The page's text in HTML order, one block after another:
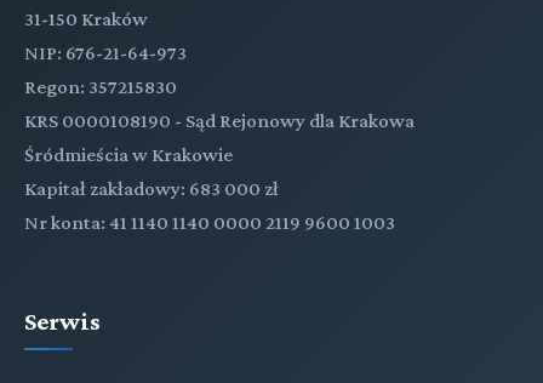
31-150 Kraków
NIP: 676-21-64-973
Regon: 357215830
KRS 0000108190 - Sąd Rejonowy dla Krakowa
Śródmieścia w Krakowie
Kapitał zakładowy: 683 000 zł
Nr konta: 41 1140 1140 0000 2119 9600 1003
Serwis